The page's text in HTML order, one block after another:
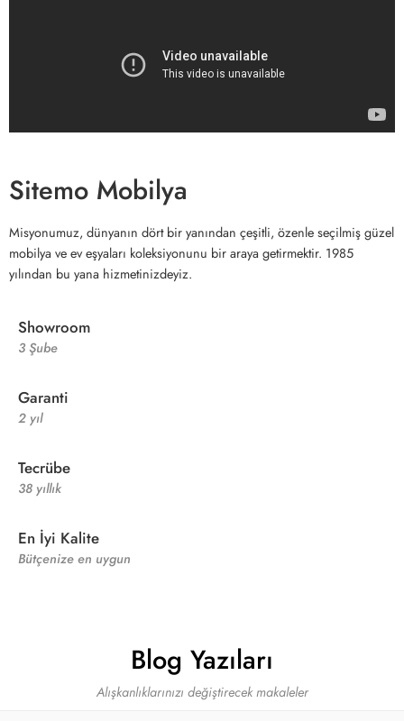
Sitemo Mobilya
Misyonumuz, dünyanın dört bir yanından çeşitli, özenle seçilmiş güzel
mobilya ve ev eşyaları koleksiyonunu bir araya getirmektir. 1985
yılından bu yana hizmetinizdeyiz.
Showroom
3 Şube
Garanti
2 yıl
Tecrübe
38 yıllık
En İyi Kalite
Bütçenize en uygun
Blog Yazıları
Alışkanlıklarınızı değiştirecek makaleler